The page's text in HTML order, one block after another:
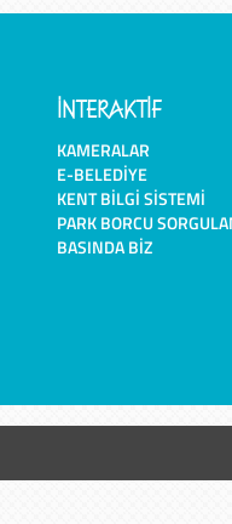
İNTERAKTİF
KAMERALAR
E-BELEDIYE
KENT BILGI SISTEMI
PARK BORCU
BASINDA BIZ